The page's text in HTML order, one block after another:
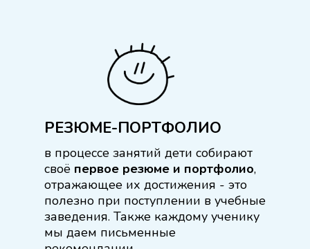
в процессе занятий дети собирают
своё первое резюме и портфолио,
отражающее их достижения - это
полезно при поступлении в учебные
заведения. Также каждому ученику
мы даем письменные
РЕЗЮМЕ-ПОРТФОЛИО